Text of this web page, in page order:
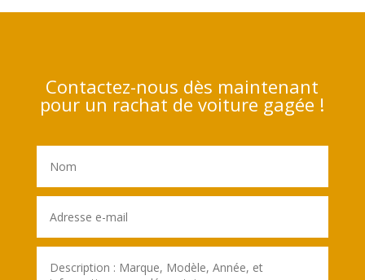
Contactez-nous dès maintenant
pour un rachat de voiture gagée !